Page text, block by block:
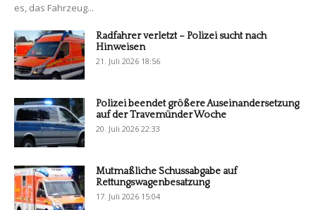
es, das Fahrzeug...
Radfahrer verletzt – Polizei sucht nach
Hinweisen
21. Juli 2026 18:56
Polizei beendet größere Auseinandersetzung
auf der Travemünder Woche
20. Juli 2026 22:33
Mutmaßliche Schussabgabe auf
Rettungswagenbesatzung
17. Juli 2026 15:04